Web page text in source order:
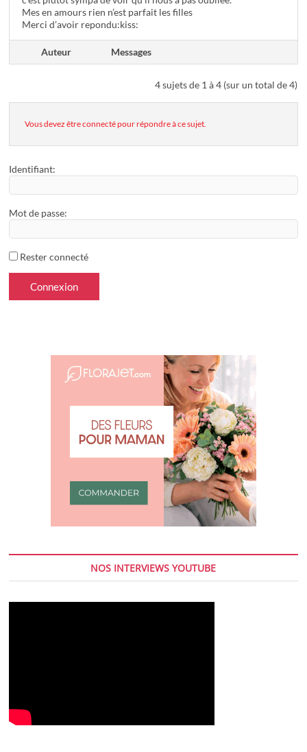
Mes en amours rien n’est parfait les filles
Merci d’avoir repondu:kiss:
Auteur Messages
4 sujets de 1 à 4 (sur un total de 4)
Vous devez être connecté pour répondre à ce sujet.
Identifiant:
Mot de passe:
Rester connecté
Connexion
NOS INTERVIEWS YOUTUBE